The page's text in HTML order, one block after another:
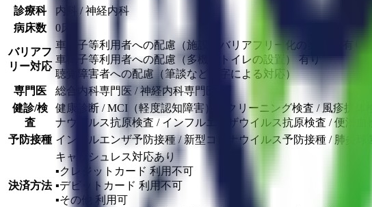
診療科
内科 / 神経内科
病床数
0床
バリアフ
リー対応
車椅子等利用者への配慮（施設のバリアフリー化の実施） 有り
車椅子等利用者への配慮（多機能トイレの設置） 有り
聴覚障害者への配慮（筆談など文字による対応）
専門医
総合内科専門医 / 神経内科専門医
健診/検
査
健康診断 / MCI（軽度認知障害）スクリーニング検査 / 風疹抗
ナウイルス抗原検査 / インフルエンザウイルス抗原検査 / 便潜
予防接種 インフルエンザ予防接種 / 新型コロナウイルス予防接種 / 肺炎
決済方法
キャッシュレス対応あり
▪︎クレジットカード 利用不可
▪︎デビットカード 利用不可
▪︎その他 利用可